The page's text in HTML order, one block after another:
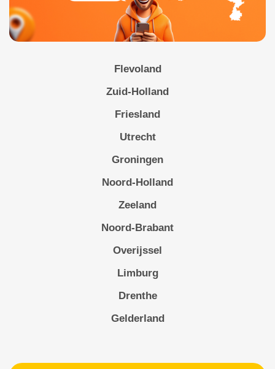
Flevoland
Zuid-Holland
Friesland
Utrecht
Groningen
Noord-Holland
Zeeland
Noord-Brabant
Overijssel
Limburg
Drenthe
Gelderland